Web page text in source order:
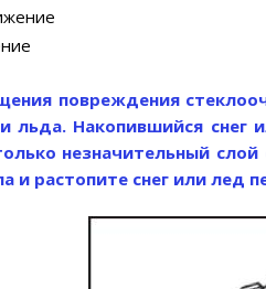
повреждения
льда. Накопившийся
незначительный
и растопите снег или лед